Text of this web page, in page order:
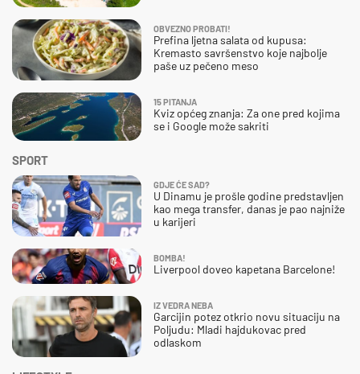
SPORT
GDJE ĆE SAD?
U Dinamu je prošle godine predstavljen
kao mega transfer, danas je pao najniže
u karijeri
BOMBA!
Liverpool doveo kapetana Barcelone!
IZ VEDRA NEBA
Garcijin potez otkrio novu situaciju na
Poljudu: Mladi hajdukovac pred
odlaskom
OBVEZNO PROBATI!
Prefina ljetna salata od kupusa:
Kremasto savršenstvo koje najbolje
paše uz pečeno meso
15 PITANJA
Kviz općeg znanja: Za one pred kojima
se i Google može sakriti